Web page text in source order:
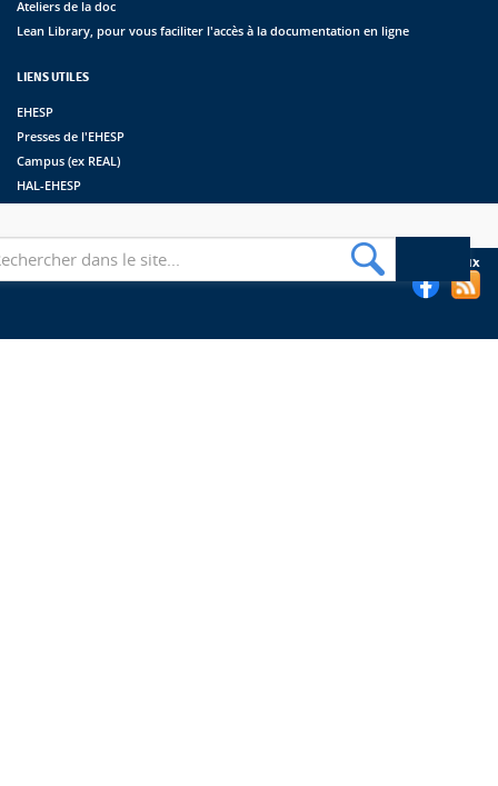
Ateliers de la doc
Lean Library, pour vous faciliter l'accès à la documentation en ligne
LIENS UTILES
EHESP
Presses de l'EHESP
Campus (ex REAL)
HAL-EHESP
Suivez les bibliothèques de l'EHESP sur les réseaux sociaux